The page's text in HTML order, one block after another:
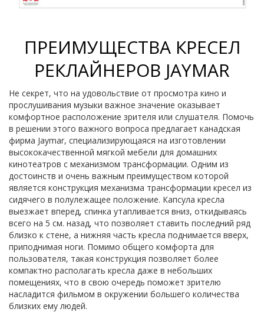
ПРЕИМУЩЕСТВА КРЕСЕЛ
РЕКЛАЙНЕРОВ JAYMAR
Не секрет, что на удовольствие от просмотра кино и
прослушивания музыки важное значение оказывает
комфортное расположение зрителя или слушателя. Помочь
в решении этого важного вопроса предлагает канадская
фирма Jaymar, специализирующаяся на изготовлении
высококачественной мягкой мебели для домашних
кинотеатров с механизмом трансформации. Одним из
достоинств и очень важным преимуществом которой
является конструкция механизма трансформации кресел из
сидячего в полулежащее положение. Капсула кресла
выезжает вперед, спинка утапливается вниз, откидываясь
всего на 5 см. назад, что позволяет ставить последний ряд
близко к стене, а нижняя часть кресла поднимается вверх,
приподнимая ноги. Помимо общего комфорта для
пользователя, такая конструкция позволяет более
компактно располагать кресла даже в небольших
помещениях, что в свою очередь поможет зрителю
насладится фильмом в окружении большего количества
близких ему людей.